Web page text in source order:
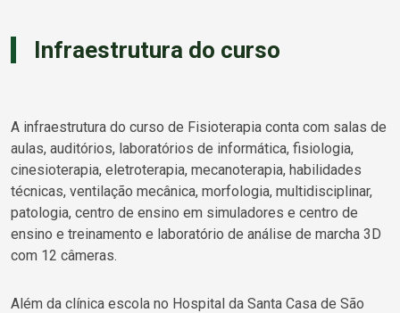
Infraestrutura do curso
A infraestrutura do curso de Fisioterapia conta com salas de
aulas, auditórios, laboratórios de informática, fisiologia,
cinesioterapia, eletroterapia, mecanoterapia, habilidades
técnicas, ventilação mecânica, morfologia, multidisciplinar,
patologia, centro de ensino em simuladores e centro de
ensino e treinamento e laboratório de análise de marcha 3D
com 12 câmeras.
Além da clínica escola no Hospital da Santa Casa de São